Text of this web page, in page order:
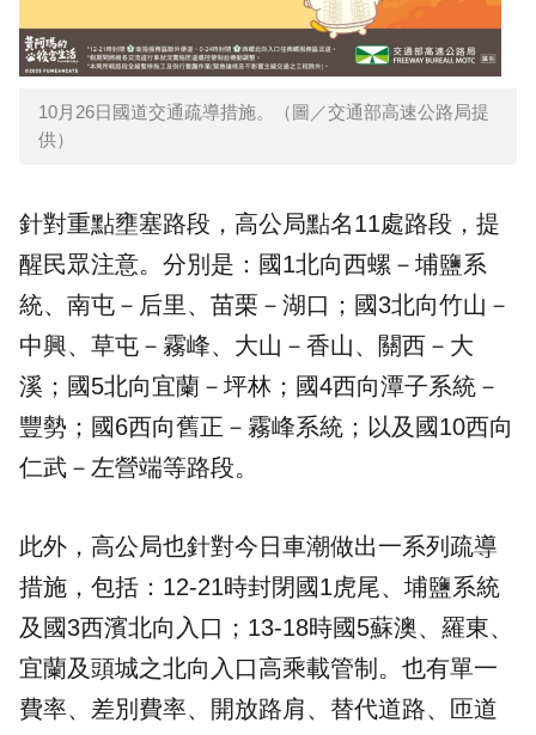
10月26日國道交通疏導措施。（圖／交通部高速公路局提
供）
針對重點壅塞路段，高公局點名11處路段，提
醒民眾注意。分別是：國1北向西螺－埔鹽系
統、南屯－后里、苗栗－湖口；國3北向竹山－
中興、草屯－霧峰、大山－香山、關西－大
溪；國5北向宜蘭－坪林；國4西向潭子系統－
豐勢；國6西向舊正－霧峰系統；以及國10西向
仁武－左營端等路段。
此外，高公局也針對今日車潮做出一系列疏導
措施，包括：12-21時封閉國1虎尾、埔鹽系統
及國3西濱北向入口；13-18時國5蘇澳、羅東、
宜蘭及頭城之北向入口高乘載管制。也有單一
費率、差別費率、開放路肩、替代道路、匝道